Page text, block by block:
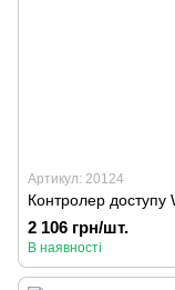
Артикул: 20124
Контролер
2 106 грн/шт.
В наявності